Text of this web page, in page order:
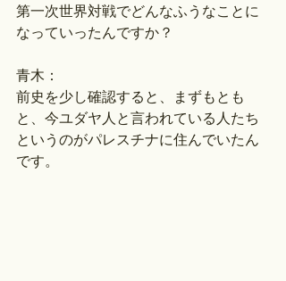
第一次世界対戦でどんなふうなことに
なっていったんですか？
青木：
前史を少し確認すると、まずもとも
と、今ユダヤ人と言われている人たち
というのがパレスチナに住んでいたん
です。